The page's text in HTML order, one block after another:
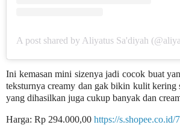
A post shared by Aliyatus Sa'diyah
Ini kemasan mini sizenya jadi cocok buat
teksturnya creamy dan gak bikin kulit kering
yang dihasilkan juga cukup banyak dan
Harga: Rp 294.000,00 https://s.shopee.co.id/